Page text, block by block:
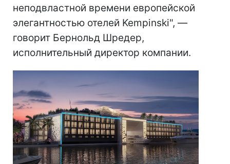
неподвластной времени европейской
элегантностью отелей Kempinski", —
говорит Бернольд Шредер,
исполнительный директор компании.